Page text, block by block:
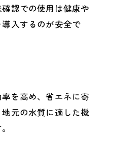
認での使用は健康や
入するのが安全で
を高め、省エネに寄
元の水質に適した機